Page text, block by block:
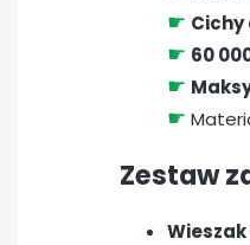
☛ Cichy
☛ 60
☛
☛
Zestaw